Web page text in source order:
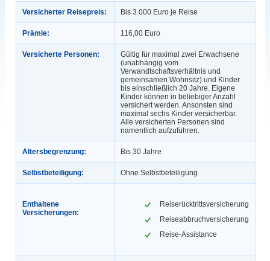
Versicherter Reisepreis: Bis 3.000 Euro je Reise
Prämie: 116,00 Euro
Versicherte Personen:
Gültig für maximal zwei Erwachsene
(unabhängig vom
Verwandtschaftsverhältnis und
gemeinsamen Wohnsitz) und Kinder
bis einschließlich 20 Jahre. Eigene
Kinder können in beliebiger Anzahl
versichert werden. Ansonsten sind
maximal sechs Kinder versicherbar.
Alle versicherten Personen sind
namentlich aufzuführen.
Altersbegrenzung: Bis 30 Jahre
Selbstbeteiligung: Ohne Selbstbeteiligung
Enthaltene
Versicherungen:
Reiserücktrittsversicherung
Reiseabbruchversicherung
Reise-Assistance